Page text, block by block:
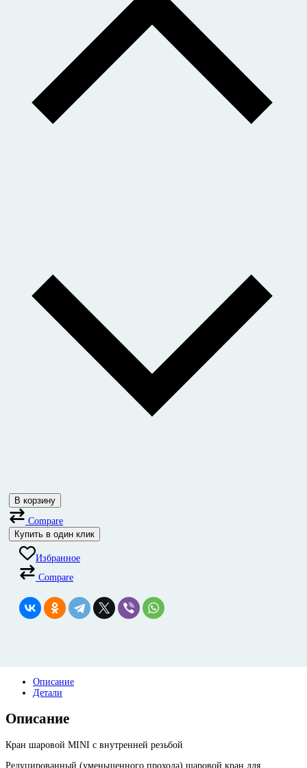
В корзину
Compare
Купить в один клик
Избранное
Compare
Описание
Детали
Описание
Кран шаровой MINI с внутренней резьбой
Редуцированный (уменьшенного прохода) шаровой кран для